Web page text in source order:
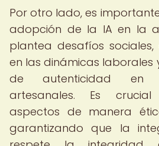
Por otro lado, es
adopción de la IA en la
plantea desafíos
en las dinámicas laborales
de autenticidad en
artesanales. Es
aspectos de manera
garantizando que la